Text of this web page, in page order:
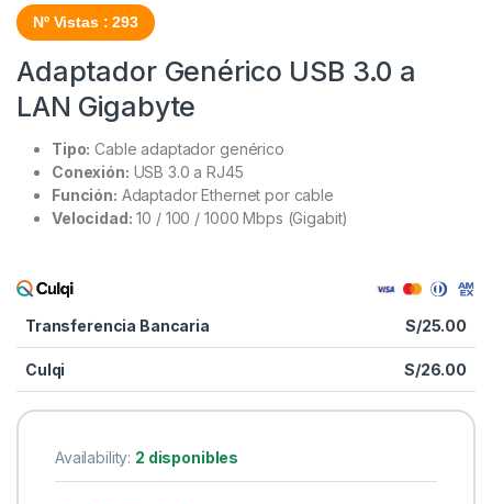
Nº Vistas : 293
Adaptador Genérico USB 3.0 a
LAN Gigabyte
Tipo: Cable adaptador genérico
Conexión: USB 3.0 a RJ45
Función: Adaptador Ethernet por cable
Velocidad: 10 / 100 / 1000 Mbps (Gigabit)
Transferencia Bancaria S/25.00
Culqi S/26.00
Availability: 2 disponibles